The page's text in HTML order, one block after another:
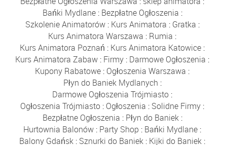
Bańki Mydlane: Bezpłatne Ogłoszenia :
Szkolenie Animatorów: Kurs Animatora : Gratka :
Kurs Animatora Warszawa : Rumia :
Kurs Animatora Poznań : Kurs Animatora Katowice :
Kurs Animatora Zabaw : Firmy : Darmowe Ogłoszenia :
Kupony Rabatowe : Ogłoszenia Warszawa :
Płyn do Baniek Mydlanych :
Darmowe Ogłoszenia Trójmiasto :
Ogłoszenia Trójmiasto : Ogłoszenia : Solidne Firmy :
Bezpłatne Ogłoszenia : Płyn do Baniek:
Hurtownia Balonów : Party Shop : Bańki Mydlane :
Balony Gdańsk : Sznurki do Baniek : Kijki do Baniek :